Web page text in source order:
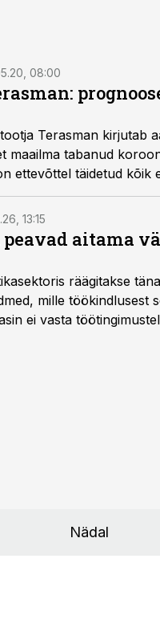
08:00
Terasman kirjutab
maailma tabanud
ettevõttel täidetud kõik
13:15
peavad aitama
räägitakse
mille
ei vasta
Nädal